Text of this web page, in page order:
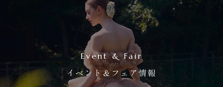
Event & Fair
イベント＆フェア情報